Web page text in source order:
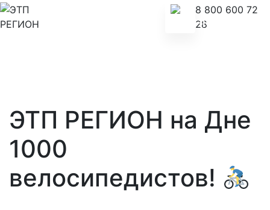
8 800 600 72
28
ЭТП РЕГИОН на Дне
1000
велосипедистов!